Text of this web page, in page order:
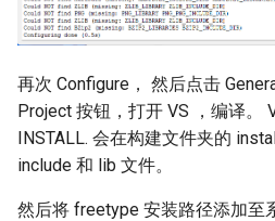
再次 Configure， 然后点击
Project 按钮，打开 VS ，编译。
INSTALL. 会在构建文件夹的
include 和 lib 文件。
然后将 freetype 安装路径添加至